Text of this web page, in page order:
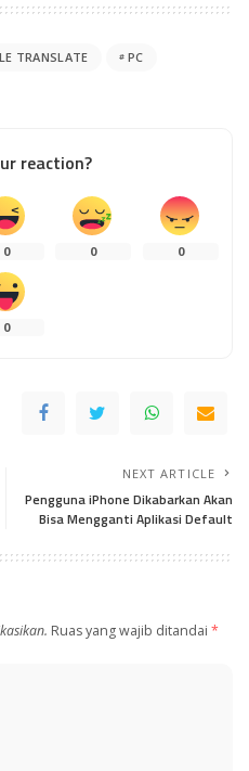
TRANSLATE
PC
reaction?
0 0 0
0
NEXT ARTICLE
Pengguna iPhone Dikabarkan Akan
Bisa Mengganti Aplikasi Default
Ruas yang wajib ditandai *